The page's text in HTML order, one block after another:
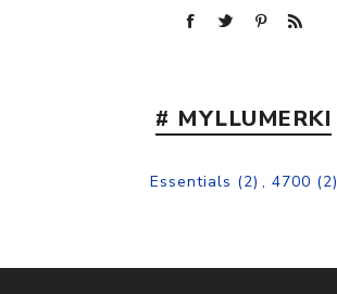
# MYLLUMERKI
Essentials (2) , 4700 (2)